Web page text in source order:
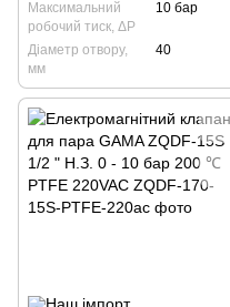
Максимальний
робочий тиск, ΔP
10 бар
Діаметр отвору,
мм
40